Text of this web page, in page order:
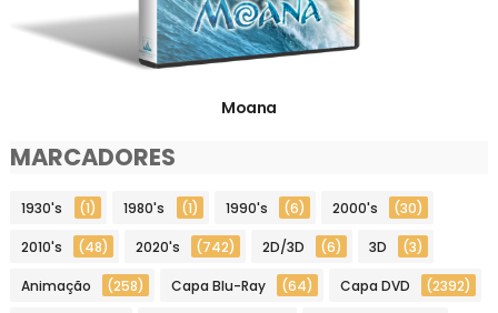
Moana
MARCADORES
1930's (1) 1980's (1) 1990's (6) 2000's (30)
2010's (48) 2020's (742) 2D/3D (6) 3D (3)
Animação (258) Capa Blu-Ray (64) Capa DVD (2392)